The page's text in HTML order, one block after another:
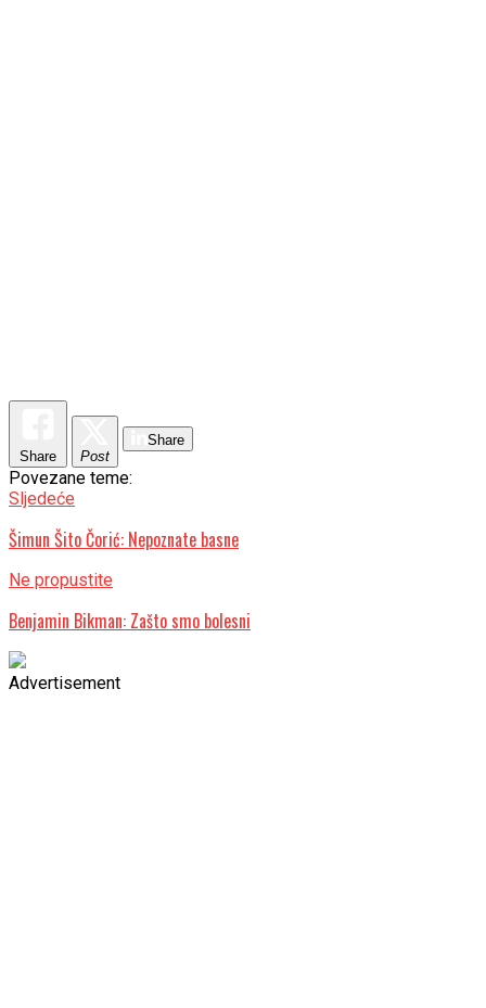
Share Post
Share
Povezane teme:
Sljedeće
Šimun Šito Čorić: Nepoznate basne
Ne propustite
Benjamin Bikman: Zašto smo bolesni
Advertisement